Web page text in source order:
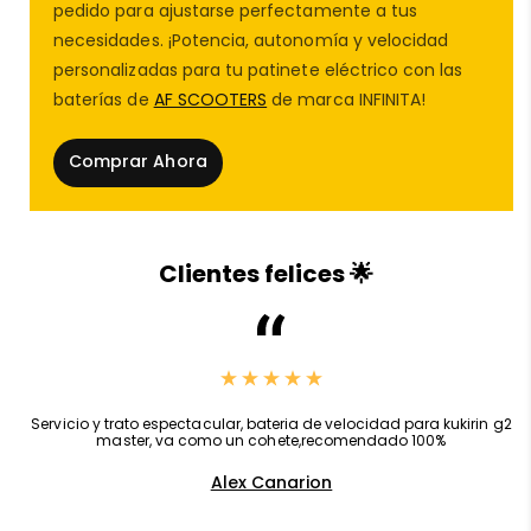
eléctrico y accesorios de patinete eléctrico
Características principales:
Xiaomi Essential,
Xiaomi Pro,Xiaomi Pro 2
✅ Material resistente, ideal para uso intensivo
✅ Ajuste preciso y seguro para máxima estabilidad
pedido para ajustarse perfectamente a tus
necesidades. ¡Potencia, autonomía y velocidad
personalizadas para tu patinete eléctrico con las
baterías de AF SCOOTERS de marca INFINITA!
Comprar Ahora
Clientes felices 🌟
Servicio y trato espectacular, bateria de velocidad para kukirin g2
master, va como un cohete,recomendado 100%
Alex Canarion